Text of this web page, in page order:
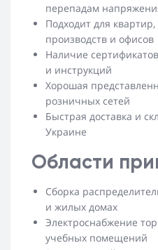
перепадам
Подходит для
производств и офисов
Наличие
и инструкций
Хорошая
розничных сетей
Быстрая доставка и
Украине
Области
Сборка
и жилых домах
Электроснабжение
учебных помещений